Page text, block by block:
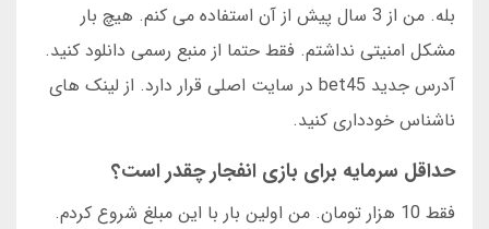
بله. من از 3 سال پیش از آن استفاده می کنم. هیچ بار
مشکل امنیتی نداشتم. فقط حتما از منبع رسمی دانلود کنید.
آدرس جدید bet45 در سایت اصلی قرار دارد. از لینک های
ناشناس خودداری کنید.
حداقل سرمایه برای بازی انفجار چقدر است؟
فقط 10 هزار تومان. من اولین بار با این مبلغ شروع کردم.